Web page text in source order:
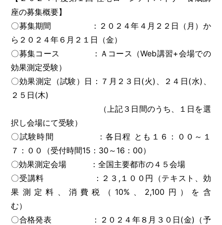
座の募集概要】
〇募集期間 ：２０２４年４月２２日（月）か
ら２０２４年６月２１日（金）
〇募集コース ：Ａコース（Web講習+会場での
効果測定受験）
〇効果測定（試験）日：７月２３日(火)、２４日(水)、
２５日(木)
（上記３日間のうち、１日を選
択し会場にて受験）
〇試験時間 ：各日程 とも１６：００～１
７：００（受付時間15：30～16：00）
〇効果測定会場 ：全国主要都市の４５会場
〇受講料 ：２３,１００円（テキスト、効
果測定料、消費税（10%、2,100円）を含
む）
〇合格発表 ：２０２４年８月３０日(金)（予